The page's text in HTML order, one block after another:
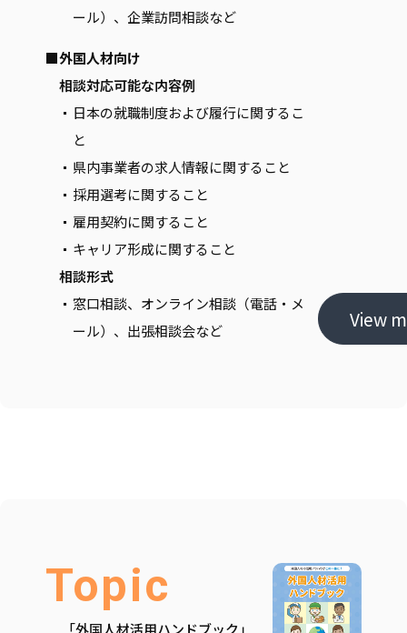
ール）、企業訪問相談など
■外国人材向け
相談対応可能な内容例
日本の就職制度および履行に関するこ
と
県内事業者の求人情報に関すること
採用選考に関すること
雇用契約に関すること
キャリア形成に関すること
相談形式
窓口相談、オンライン相談（電話・メ
ール）、出張相談会など
View
Topic
「外国人材活用ハンドブック」